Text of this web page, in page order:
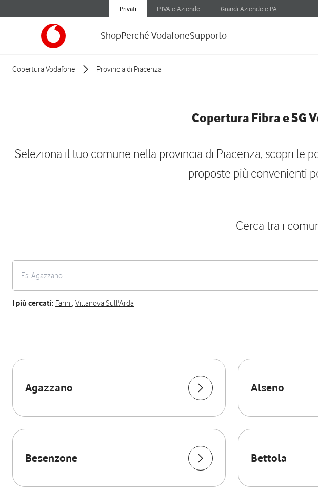
Privati P.IVA e Aziende Grandi Aziende e PA
ShopPerché VodafoneSupporto
Copertura Vodafone Provincia di Piacenza
Copertura Fibra e 5G
Seleziona il tuo comune nella provincia di Piacenza, scopri le
proposte più convenienti
Cerca tra i
I più cercati: Farini, Villanova Sull'Arda
Agazzano Alseno
Besenzone Bettola